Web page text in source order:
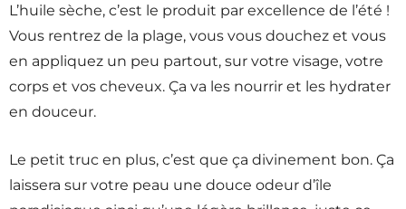
L’huile sèche, c’est le produit par excellence de l’été !
Vous rentrez de la plage, vous vous douchez et vous
en appliquez un peu partout, sur votre visage, votre
corps et vos cheveux. Ça va les nourrir et les hydrater
en douceur.
Le petit truc en plus, c’est que ça divinement bon. Ça
laissera sur votre peau une douce odeur d’île